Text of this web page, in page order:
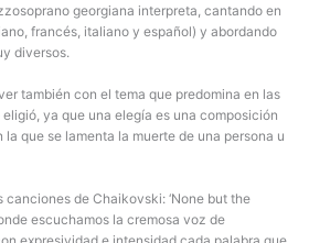
georgiana interpreta, cantando en
francés, italiano y español) y abordando
diversos.
también con el tema que predomina en las
ya que una elegía es una composición
que se lamenta la muerte de una persona u
de Chaikovski: ‘None but the
escuchamos la cremosa voz de